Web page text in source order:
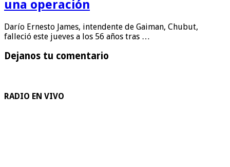
una operación
Darío Ernesto James, intendente de Gaiman, Chubut,
falleció este jueves a los 56 años tras …
Dejanos tu comentario
RADIO EN VIVO